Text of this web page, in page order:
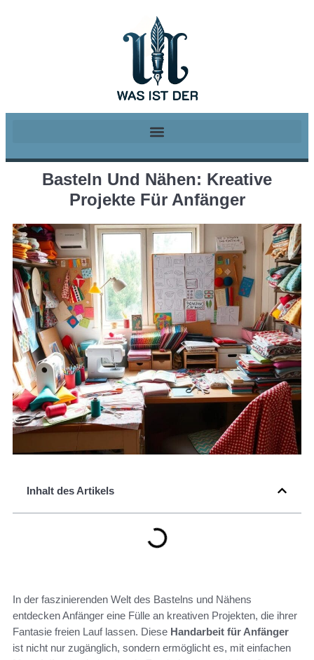
Basteln Und Nähen: Kreative
Projekte Für Anfänger
Inhalt des Artikels
In der faszinierenden Welt des Bastelns und Nähens
entdecken Anfänger eine Fülle an kreativen Projekten, die ihrer
Fantasie freien Lauf lassen. Diese Handarbeit für Anfänger
ist nicht nur zugänglich, sondern ermöglicht es, mit einfachen